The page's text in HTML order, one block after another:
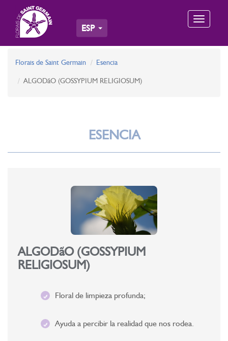
Toggle
ESP
Florais de Saint Germain Esencia
ALGODãO (GOSSYPIUM RELIGIOSUM)
ESENCIA
ALGODãO (GOSSYPIUM
RELIGIOSUM)
Floral de limpieza profunda;
Ayuda a percibir la realidad que nos rodea.